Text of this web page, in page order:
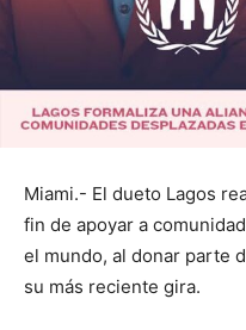
Miami.- El dueto Lagos
fin de apoyar a
el mundo, al donar parte
su más reciente gira.